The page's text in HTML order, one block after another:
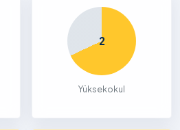
2
Yüksekokul